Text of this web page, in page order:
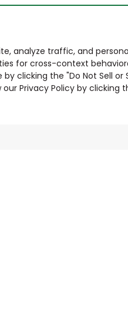
analyze traffic, and
for cross-context
clicking the "Do Not Sell or
Privacy Policy by clicking